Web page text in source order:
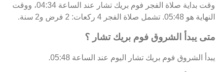
وقت بداية صلاة الفجر فوم بريك تشار عند الساعة 04:34، ووقت
النهاية هو 05:48. تشمل صلاة الفجر 4 ركعات: 2 فرض و2 سنة.
متى يبدأ الشروق فوم بريك تشار ؟
يبدأ الشروق فوم بريك تشار اليوم عند الساعة 05:48.